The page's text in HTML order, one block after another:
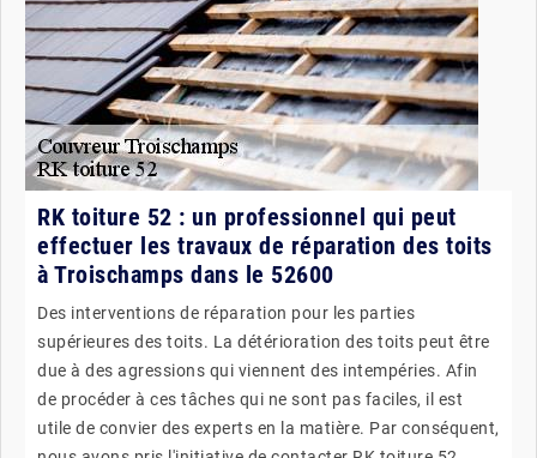
RK toiture 52 : un professionnel qui peut
effectuer les travaux de réparation des toits
à Troischamps dans le 52600
Des interventions de réparation pour les parties
supérieures des toits. La détérioration des toits peut être
due à des agressions qui viennent des intempéries. Afin
de procéder à ces tâches qui ne sont pas faciles, il est
utile de convier des experts en la matière. Par conséquent,